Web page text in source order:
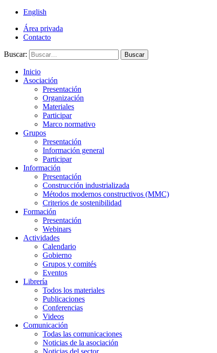
English
Área privada
Contacto
Buscar: Buscar
Inicio
Asociación
Presentación
Organización
Materiales
Participar
Marco normativo
Grupos
Presentación
Información general
Participar
Información
Presentación
Construcción industrializada
Métodos modernos constructivos (MMC)
Criterios de sostenibilidad
Formación
Presentación
Webinars
Actividades
Calendario
Gobierno
Grupos y comités
Eventos
Librería
Todos los materiales
Publicaciones
Conferencias
Videos
Comunicación
Todas las comunicaciones
Noticias de la asociación
Noticias del sector